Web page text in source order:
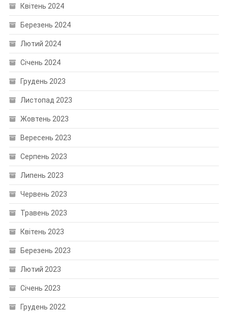
Квітень 2024
Березень 2024
Лютий 2024
Січень 2024
Грудень 2023
Листопад 2023
Жовтень 2023
Вересень 2023
Серпень 2023
Липень 2023
Червень 2023
Травень 2023
Квітень 2023
Березень 2023
Лютий 2023
Січень 2023
Грудень 2022